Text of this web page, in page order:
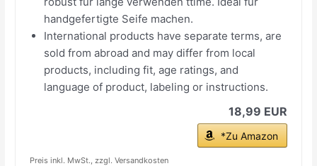
handgefertigte Seife machen.
International products have separate terms, are
sold from abroad and may differ from local
products, including fit, age ratings, and
language of product, labeling or instructions.
18,99 EUR
*Zu Amazon
Preis inkl. MwSt., zzgl. Versandkosten